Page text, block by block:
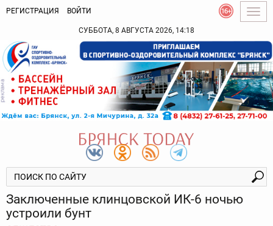
РЕГИСТРАЦИЯ ВОЙТИ
СУББОТА, 8 АВГУСТА 2026, 14:18
Заключенные клинцовской ИК-6 ночью
устроили бунт